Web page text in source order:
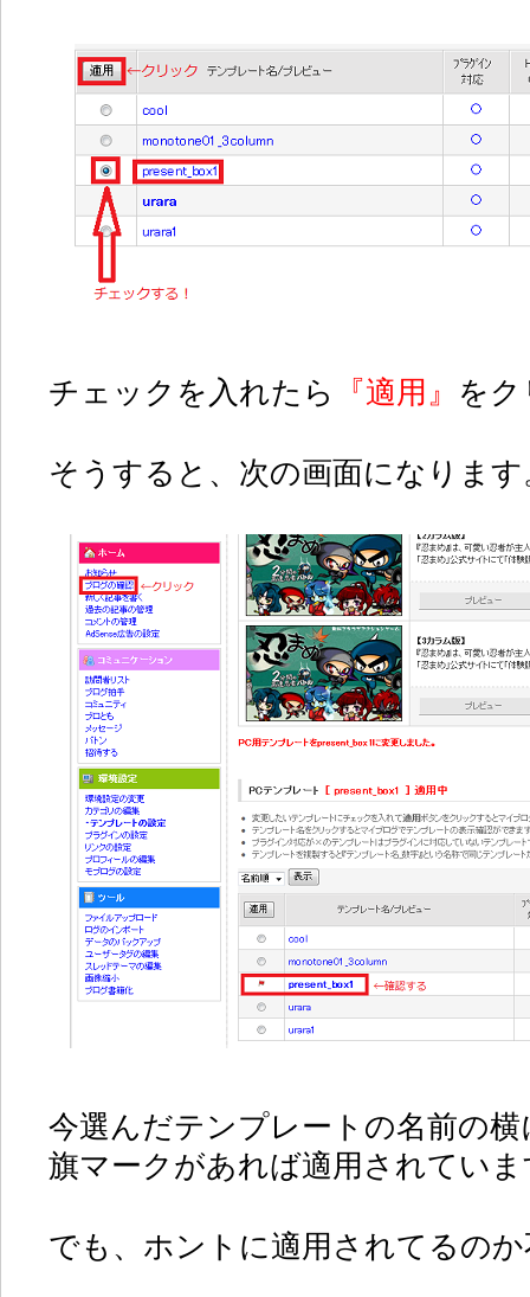
チェックを入れたら 『適用』 を
そうすると、次の画面になります
今選んだテンプレートの名前の横
旗マークがあれば適用されていま
でも、ホントに適用されてるの